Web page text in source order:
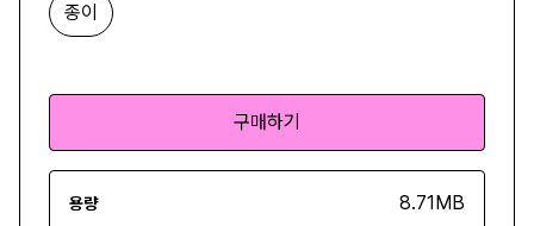
종이
구매하기
용량 8.71MB